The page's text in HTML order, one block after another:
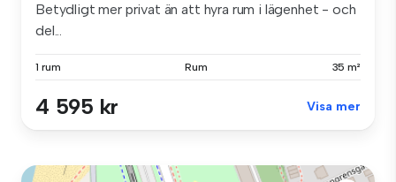
Betydligt mer privat än att hyra rum i lägenhet - och
del...
1 rum Rum 35 m²
4 595 kr Visa mer